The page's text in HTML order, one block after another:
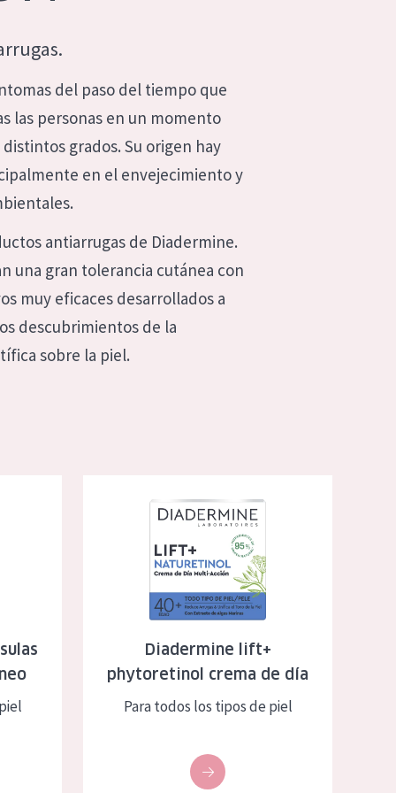
del paso del tiempo que
las personas en un momento
grados. Su origen hay
en el envejecimiento y
antiarrugas de Diadermine.
una gran tolerancia cutánea con
muy eficaces desarrollados a
descubrimientos de la
sobre la piel.
Diadermine lift+
phytoretinol crema de día
Para todos los tipos de piel